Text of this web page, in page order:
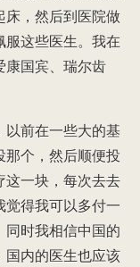
床，然后到医院做
服这些医生。我在
康国宾、瑞尔齿
前在一些大的基
那个，然后顺便投
这一块，每次去去
觉得我可以多付一
同时我相信中国的
国内的医生也应该